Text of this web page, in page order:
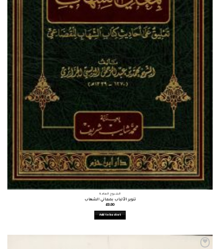
الشروح العامة
تنوير الألباب بمعاني الشهاب
£8.80
Add to basket